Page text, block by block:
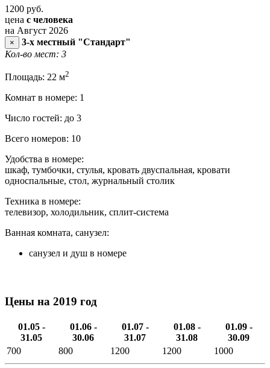
1200 руб.
цена с человека
на Август 2026
×
3-х местный "Стандарт"
Кол-во мест: 3
Площадь: 22 м2
Комнат в номере: 1
Число гостей: до 3
Всего номеров: 10
Удобства в номере:
шкаф, тумбочки, стулья, кровать двуспальная, кровати
односпальные, стол, журнальный столик
Техника в номере:
телевизор, холодильник, сплит-система
Ванная комната, санузел:
санузел и душ в номере
Цены на 2019 год
01.05 -
31.05
01.06 -
30.06
01.07 -
31.07
01.08 -
31.08
01.09 -
30.09
700
800 1200 1200 1000